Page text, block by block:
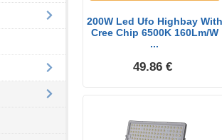
200W Led Ufo Highbay With
Cree Chip 6500K 160Lm/W
...
49.86 €